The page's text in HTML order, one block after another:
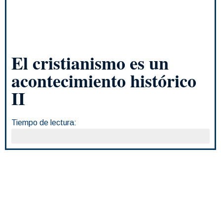
El cristianismo es un
acontecimiento histórico
II
Tiempo de lectura: